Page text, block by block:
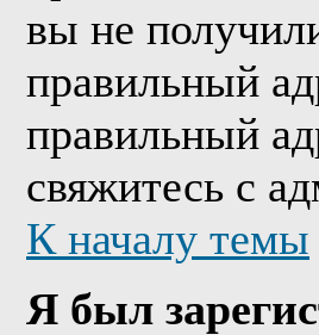
вы не
правильный
правильный
свяжитесь с
К началу темы
Я был